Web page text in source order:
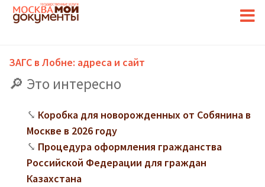
ЗАГС в Лобне: адреса и сайт
Это интересно
Коробка для новорожденных от Собянина в
Москве в 2026 году
Процедура оформления гражданства
Российской Федерации для граждан
Казахстана